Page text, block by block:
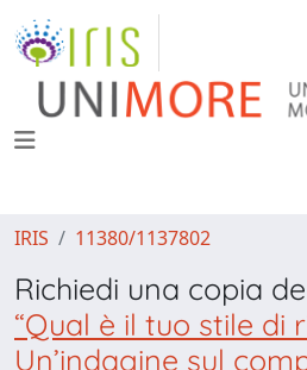
IRIS 11380/1137802
Richiedi una copia
“Qual è il tuo stile di
Un’indagine sul